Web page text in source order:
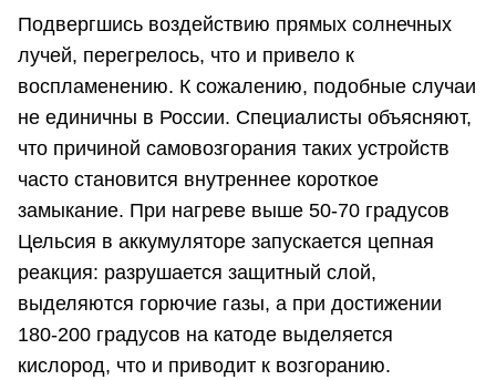
Подвергшись воздействию прямых солнечных
лучей, перегрелось, что и привело к
воспламенению. К сожалению, подобные случаи
не единичны в России. Специалисты объясняют,
что причиной самовозгорания таких устройств
часто становится внутреннее короткое
замыкание. При нагреве выше 50-70 градусов
Цельсия в аккумуляторе запускается цепная
реакция: разрушается защитный слой,
выделяются горючие газы, а при достижении
180-200 градусов на катоде выделяется
кислород, что и приводит к возгоранию.